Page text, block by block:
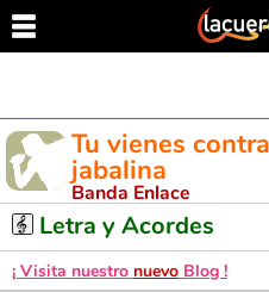
Tu vienes
jabalina
Banda Enlace
Letra y Acordes
¡ Visita nuestro nuevo Blog !